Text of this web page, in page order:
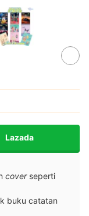
Lazada
coverseperti
buku catatan